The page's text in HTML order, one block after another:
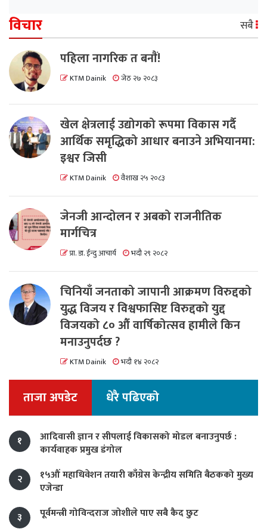
विचार सबै
पहिला नागरिक त बनाैं!
KTM Dainik जेठ २७ २०८३
खेल क्षेत्रलाई उद्योगको रूपमा विकास गर्दै
आर्थिक समृद्धिको आधार बनाउने अभियानमा:
इश्वर जिसी
KTM Dainik वैशाख २५ २०८३
जेनजी आन्दोलन र अबको राजनीतिक
मार्गचित्र
प्रा. डा. ईन्दु आचार्य भदौ २९ २०८२
चिनियाँ जनताको जापानी आक्रमण विरुद्दको
युद्ध विजय र विश्वफासिष्ट विरुद्दको युद्द
विजयको ८० औं वार्षिकोत्सव हामीले किन
मनाउनुपर्दछ ?
KTM Dainik भदौ १४ २०८२
ताजा अपडेट धेरै पढिएको
१
आदिवासी ज्ञान र सीपलाई विकासको मोडल बनाउनुपर्छ :
कार्यवाहक प्रमुख डंगोल
२
१५औं महाधिवेशन तयारी काँग्रेस केन्द्रीय समिति बैठकको मुख्य
एजेन्डा
३
पूर्वमन्त्री गोविन्दराज जोशीले पाए सबै कैद छुट